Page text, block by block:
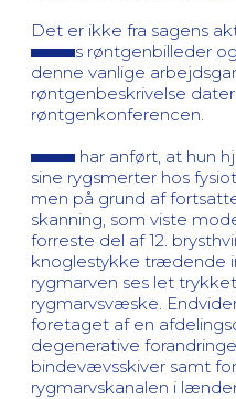
Det er ikke fra sagens
s røntgenbilleder
denne vanlige
røntgenbeskrivelse
røntgenkonferencen.
har anført, at hun
sine rygsmerter hos
men på grund af
skanning, som viste
forreste del af 12.
knoglestykke trædende
rygmarven ses let
rygmarvsvæske.
foretaget af en
degenerative
bindevævsskiver samt
rygmarvskanalen i